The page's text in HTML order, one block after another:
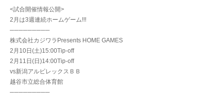
<試合開催情報公開>
2月は3週連続ホームゲーム!!!
─────────
株式会社カジワラPresents HOME GAMES
2月10日(土)15:00Tip-off
2月11日(日)14:00Tip-off
vs新潟アルビレックスＢＢ
越谷市立総合体育館
─────────